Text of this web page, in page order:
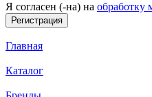
Я согласен (-на) на обработку
Главная
Каталог